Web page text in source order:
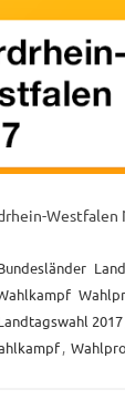
Westfalen
2017
,